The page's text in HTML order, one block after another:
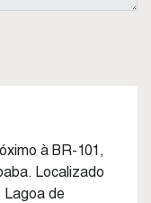
à BR-101,
Localizado
Lagoa de